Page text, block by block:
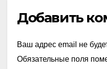
Добавить
Ваш адрес email не
Обязательные поля